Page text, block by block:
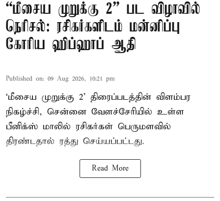
“மீசைய முறுக்கு 2” பட விழாவில்
நெரிசல்: ரசிகர்களிடம் மன்னிப்பு
கோரிய ஹிப்ஹாப் ஆதி
Published on: 09 Aug 2026, 10:21 pm
‘மீசைய முறுக்கு 2’ திரைப்படத்தின் விளம்பர
நிகழ்ச்சி, சென்னை வேளச்சேரியில் உள்ள
பீனிக்ஸ் மாலில் ரசிகர்கள் பெருமளவில்
திரண்டதால் ரத்து செய்யப்பட்டது.
Read More